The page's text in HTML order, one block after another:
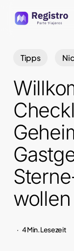
Tipps
wollen
4 Min. Lesezeit